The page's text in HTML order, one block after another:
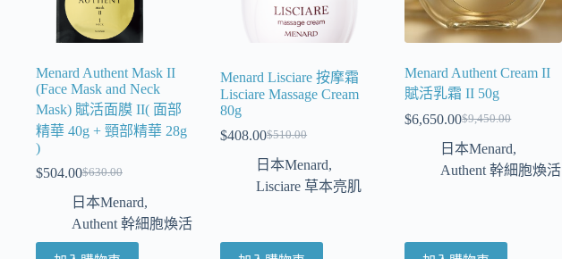
Menard Authent Mask II
(Face Mask and Neck
Mask) 賦活面膜 II( 面部
精華 40g + 頸部精華 28g
)
$630.00
$504.00
日本Menard,
Authent 幹細胞煥活
Menard Lisciare 按摩霜
Lisciare Massage Cream
80g
$510.00
$408.00
日本Menard,
Lisciare 草本亮肌
Menard Authent Cream II
賦活乳霜 II 50g
$9,450.00
$6,650.00
日本Menard,
Authent 幹細胞煥活